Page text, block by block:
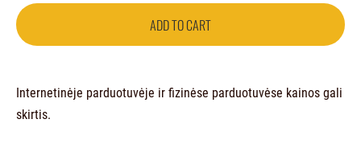
ADD TO CART
Internetinėje parduotuvėje ir fizinėse parduotuvėse kainos gali
skirtis.